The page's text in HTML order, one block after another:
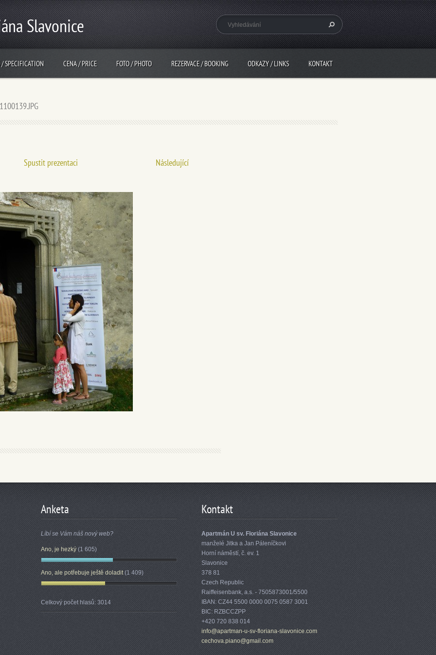
Slavonice
SPECIFICATION CENA / PRICE FOTO / PHOTO REZERVACE / BOOKING ODKAZY / LINKS KONTAKT
Spustit prezentaci Následující
Anketa
Líbí se Vám náš nový web?
Ano, je hezký (1 605)
Ano, ale potřebuje ještě doladit (1 409)
Celkový počet hlasů:3014
Kontakt
Apartmán U sv. Floriána Slavonice
manželé Jitka a Jan Páleníčkovi
Horní náměstí, č. ev. 1
Slavonice
378 81
Czech Republic
Raiffeisenbank, a.s. - 7505873001/5500
IBAN: CZ44 5500 0000 0075 0587 3001
BIC: RZBCCZPP
+420 720 838 014
info@apartman-u-sv-floriana-slavonice.com
cechova.piano@gmail.com